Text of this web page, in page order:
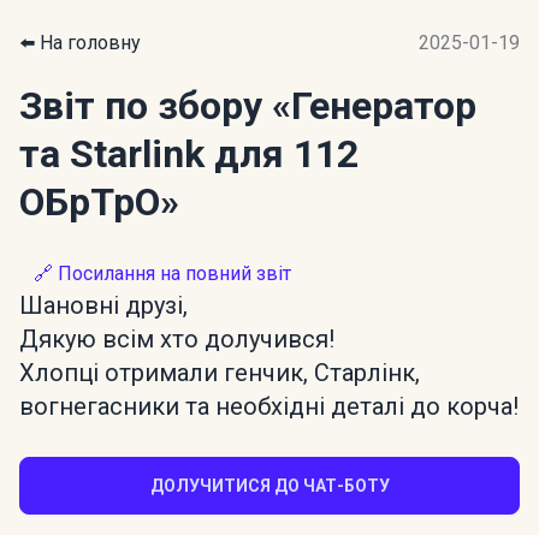
⬅️ На головну 2025-01-19
Звіт по збору «Генератор
та Starlink для 112
ОБрТрО»
🔗 Посилання на повний звіт
Шановні друзі,
Дякую всім хто долучився!
Хлопці отримали генчик, Старлінк,
вогнегасники та необхідні деталі до корча!
ДОЛУЧИТИСЯ ДО ЧАТ-БОТУ